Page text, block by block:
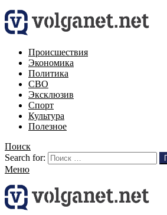
Происшествия
Экономика
Политика
СВО
Эксклюзив
Спорт
Культура
Полезное
Поиск
Search for:
Меню